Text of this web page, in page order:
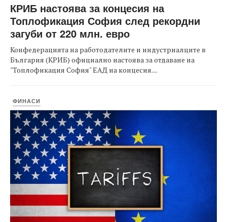
КРИБ настоява за концесия на
Топлофикация София след рекордни
загуби от 220 млн. евро
Конфедерацията на работодателите и индустриалците в
България (КРИБ) официално настоява за отдаване на
"Топлофикация София" ЕАД на концесия....
ФИНАСИ